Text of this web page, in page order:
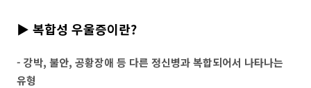
▶ 복합성 우울증이란?
- 강박, 불안, 공황장애 등 다른 정신병과 복합되어서 나타나는
유형